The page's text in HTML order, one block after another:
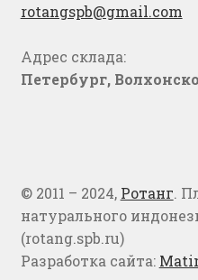
rotangspb@gmail.com
Адрес склада:
Петербург,
© 2011 – 2024, Ротанг.
натурального
(rotang.spb.ru)
Разработка сайта: